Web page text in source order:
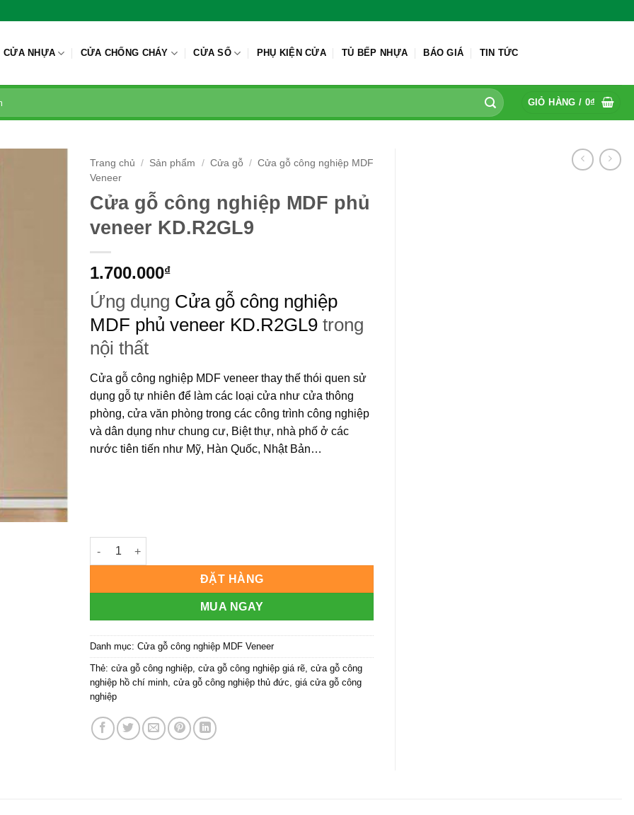
CỬA NHỰA CỬA CHỐNG CHÁY CỬA SỔ PHỤ KIỆN CỬA TỦ BẾP NHỰA BÁO GIÁ TIN TỨC
GIỎ HÀNG / 0₫
Trang chủ / Sản phẩm / Cửa gỗ / Cửa gỗ công nghiệp MDF
Veneer
Cửa gỗ công nghiệp MDF phủ
veneer KD.R2GL9
1.700.000₫
Ứng dụng Cửa gỗ công nghiệp
MDF phủ veneer KD.R2GL9 trong
nội thất
Cửa gỗ công nghiệp MDF veneer thay thế thói quen sử
dụng gỗ tự nhiên để làm các loại cửa như cửa thông
phòng, cửa văn phòng trong các công trình công nghiệp
và dân dụng như chung cư, Biệt thự, nhà phố ở các
nước tiên tiến như Mỹ, Hàn Quốc, Nhật Bản…
Cửa gỗ công nghiệp MDF phủ veneer KD.R2GL9 số lượng
ĐẶT HÀNG
MUA NGAY
Danh mục:Cửa gỗ công nghiệp MDF Veneer
Thẻ:cửa gỗ công nghiệp ,cửa gỗ công nghiệp giá rẽ ,cửa gỗ công
nghiệp hồ chí minh ,cửa gỗ công nghiệp thủ đức ,giá cửa gỗ công
nghiệp